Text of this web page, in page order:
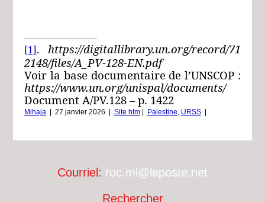
[1]. https://digitallibrary.un.org/record/71
2148/files/A_PV-128-EN.pdf
Voir la base documentaire de l’UNSCOP :
https://www.un.org/unispal/documents/
Document A/PV.128 – p. 1422
Mihaja 27 janvier 2026 Site htm Palestine URSS
Courriel: roc.ml@laposte.net
Rechercher